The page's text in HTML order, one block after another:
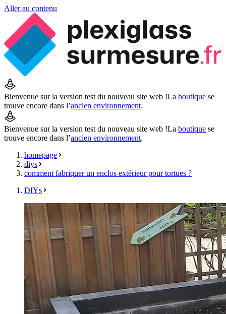
Aller au contenu
Bienvenue sur la version test du nouveau site web !La boutique se
trouve encore dans l’ancien environnement.
Bienvenue sur la version test du nouveau site web !La boutique se
trouve encore dans l’ancien environnement.
homepage
diys
comment fabriquer un enclos extérieur pour tortues ?
DIYs